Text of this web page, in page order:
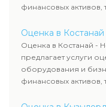
финансовых активов,
оценка животных и
определяют
рассчитывают ущерб.
требованиям
сделок,
Оценка в Костанай
Оценка в Костанай -
предлагает услуги
оборудования и
финансовых активов,
оценка животных и
определяют